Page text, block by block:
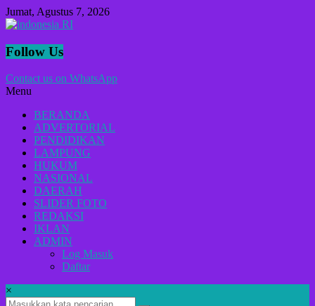
Lompat
ke
Jumat, Agustus 7, 2026
indonesia
Lugas
Menyikap
Berita,Terpercaya
Dan
Tegas
Follow Us
Contact us on WhatsApp
Menu
BERANDA
ADVERTORIAL
PENDIDIKAN
LAMPUNG
HUKUM
NASIONAL
DAERAH
SLIDER FOTO
REDAKSI
IKLAN
ADMIN
Log Masuk
Daftar
×